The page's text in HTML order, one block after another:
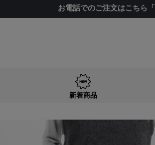
お電話でのご注文はこちら「
新着商品